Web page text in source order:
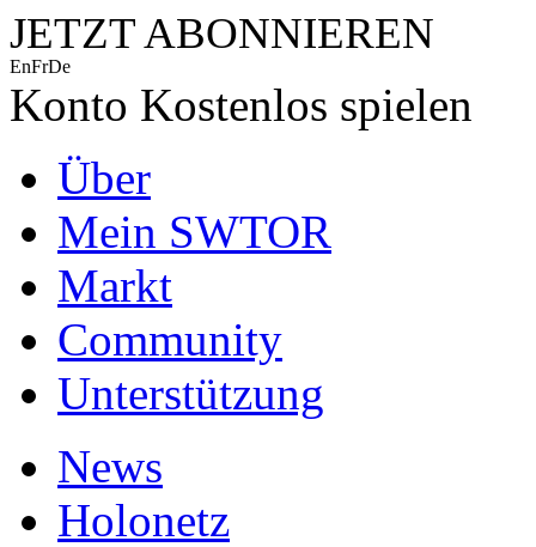
JETZT ABONNIEREN
EnFrDe
Konto Kostenlos spielen
Über
Mein SWTOR
Markt
Community
Unterstützung
News
Holonetz